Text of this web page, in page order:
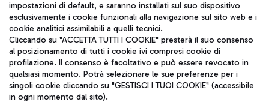
Aeroporti di Roma S.p.A. - Società soggetta a direzione e
coordinamento di Mundys S.p.A.
Codice fiscale e Registro delle Imprese di Roma 13032990155 P.
IVA 06572251004
Capitale sociale 62.224.743,00 int. vers.
Sede legale: Via Pier Paolo Racchetti 1 - 00054 Fiumicino (RM)
telefono +39 06 65951
impostazioni di default, e saranno installati sul suo dispositivo
esclusivamente i cookie funzionali alla navigazione sul sito web e i
cookie analitici assimilabili a quelli tecnici.
Cliccando su "ACCETTA TUTTI I COOKIE" presterà il suo consenso
al posizionamento di tutti i cookie ivi compresi cookie di
profilazione. Il consenso è facoltativo e può essere revocato in
qualsiasi momento. Potrà selezionare le sue preferenze per i
singoli cookie cliccando su "GESTISCI I TUOI COOKIE" (accessibile
in ogni momento dal sito).